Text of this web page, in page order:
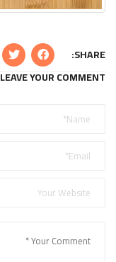
SHARE:
LEAVE YOUR COMMENT